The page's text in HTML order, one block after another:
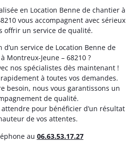
en Location Benne de chantier à
vous accompagnent avec sérieux
offrir un service de qualité.
d’un service de Location Benne de
Montreux-Jeune – 68210 ?
nos spécialistes dès maintenant !
à toutes vos demandes.
besoin, nous vous garantissons un
de qualité.
pour bénéficier d’un résultat
de vos attentes.
au 06.63.53.17.27